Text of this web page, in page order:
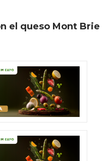
el queso Mont Brie